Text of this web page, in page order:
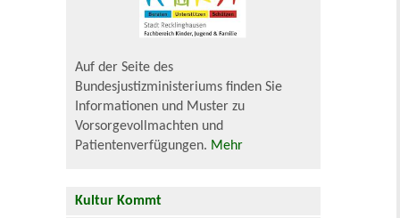
Auf der Seite des
Bundesjustizministeriums finden Sie
Informationen und Muster zu
Vorsorgevollmachten und
Patientenverfügungen. Mehr
Kultur Kommt